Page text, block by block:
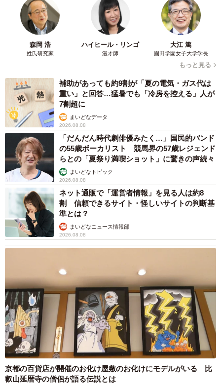
4/5
お嬢さんの理想のママ像とは（EMIさん提供）
ーーご投稿に対し大きな反響がありました。
EMI：私の心情を誰かに共感いただきたく投稿したものでし
たが、ここまで反響をいただけると思っておらず驚きまし
た。娘の絵を一緒に笑い喜んでくださる方が多く、温かい
コメントばかりでとても嬉しかったです。
◇ ◇
SNSユーザーたちから
「作画も気になるところですが『インスタしてます！』
『ママはギャルです。もちろん私もギャルです』という謎
アピールで堪えきれなかったwww」
「ヤバいw今壁の薄いビジホに泊まってるのにコメ欄開いて
しまった！！笑い声抑えてるから余計に薄気味悪い中年バ
バアの笑い声が漏れ出てないか心配」
など数々の驚きの声が寄せられた今回の投稿。
森岡 浩
姓氏研究家
ハイヒール・リンゴ
漫才師
大江 篤
園田学園女子大学学長
もっと見る
補助があっても約9割が「夏の電気・ガス代は
重い」と回答…猛暑でも「冷房を控える」人が
7割超に
まいどなデータ
2026.08.08
「だんだん時代劇俳優みたく…」国民的バンド
の55歳ボーカリスト 競馬界の57歳レジェンド
らとの「夏祭り満喫ショット」に驚きの声続々
まいどなトピック
2026.08.08
ネット通販で「運営者情報」を見る人は約8
割 信頼できるサイト・怪しいサイトの判断基
準とは？
まいどなニュース情報部
2026.08.08
京都の百貨店が開催のお化け屋敷のお化けにモデルがいる 比
叡山延暦寺の僧侶が語る伝説とは